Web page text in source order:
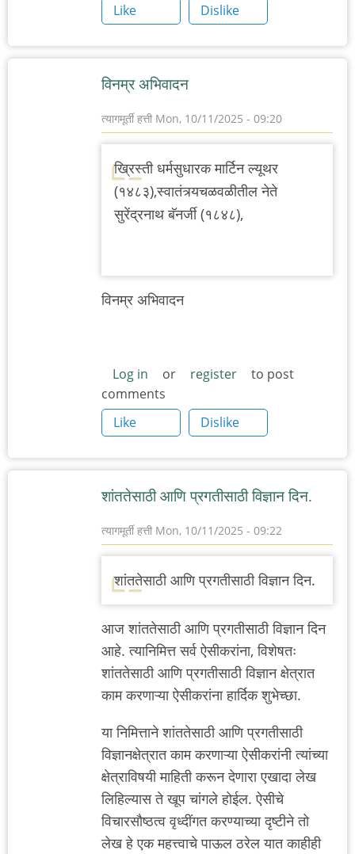
Like
Dislike
विनम्र अभिवादन
त्यागमूर्ती हत्ती Mon, 10/11/2025 - 09:20
ख्रिस्ती धर्मसुधारक मार्टिन ल्यूथर
(१४८३),स्वातंत्र्यचळवळीतील नेते
सुरेंद्रनाथ बॅनर्जी (१८४८),
विनम्र अभिवादन
Log in or register
to post
comments
Like
Dislike
शांततेसाठी आणि प्रगतीसाठी विज्ञान दिन.
त्यागमूर्ती हत्ती Mon, 10/11/2025 - 09:22
शांततेसाठी आणि प्रगतीसाठी विज्ञान दिन.
आजशांततेसाठी आणि प्रगतीसाठी विज्ञान दिन
आहे. त्यानिमित्त सर्व ऐसीकरांना, विशेषतः
शांततेसाठी आणि प्रगतीसाठी विज्ञानक्षेत्रात
काम करणाऱ्या ऐसीकरांना हार्दिक शुभेच्छा.
या निमित्तानेशांततेसाठी आणि प्रगतीसाठी
विज्ञानक्षेत्रात काम करणाऱ्या ऐसीकरांनी त्यांच्या
क्षेत्राविषयी माहिती करून देणारा एखादा लेख
लिहिल्यास ते खूप चांगले होईल. ऐसीचे
विचारसौष्ठत्व वृध्दींगत करण्याच्या दृष्टीने तो
लेख हे एक महत्त्वाचे पाऊल ठरेल यात काहीही